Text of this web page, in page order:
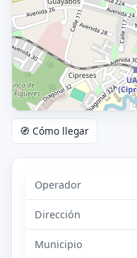
🧭 Cómo llegar
Operador
Dirección
Municipio